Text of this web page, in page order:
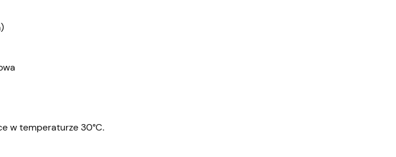
w temperaturze 30°C.